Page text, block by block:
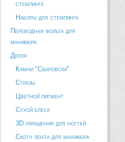
стемпинга
Наборы для стемпинга
Переводная фольга для
маникюра
Декор
Камни "Сваровски"
Стразы
Цветной пигмент
Сухой блеск
3D украшения для ногтей
Скотч лента для маникюра